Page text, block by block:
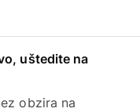
uštedite na
obzira na